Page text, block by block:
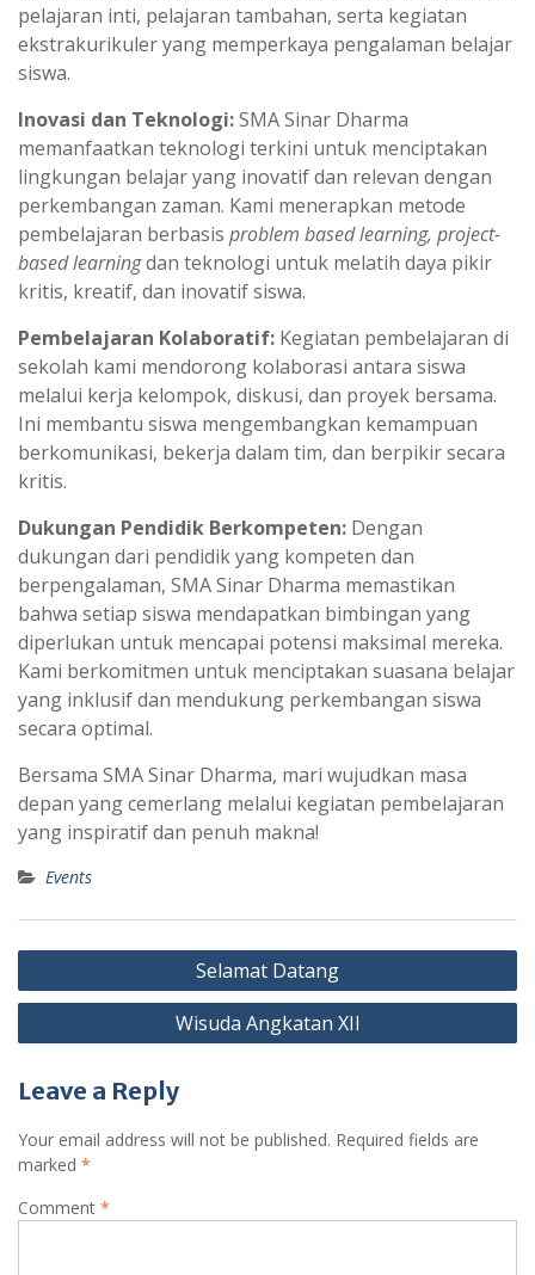
pelajaran inti, pelajaran tambahan, serta kegiatan
ekstrakurikuler yang memperkaya pengalaman belajar
siswa.
Inovasi dan Teknologi:SMA Sinar Dharma
memanfaatkan teknologi terkini untuk menciptakan
lingkungan belajar yang inovatif dan relevan dengan
perkembangan zaman. Kami menerapkan metode
pembelajaran berbasis problem based learning, project-
based learningdan teknologi untuk melatih daya pikir
kritis, kreatif, dan inovatif siswa.
Pembelajaran Kolaboratif: Kegiatan pembelajaran di
sekolah kami mendorong kolaborasi antara siswa
melalui kerja kelompok, diskusi, dan proyek bersama.
Ini membantu siswa mengembangkan kemampuan
berkomunikasi, bekerja dalam tim, dan berpikir secara
kritis.
Dukungan Pendidik Berkompeten: Dengan
dukungan dari pendidik yang kompeten dan
berpengalaman, SMA Sinar Dharma memastikan
bahwa setiap siswa mendapatkan bimbingan yang
diperlukan untuk mencapai potensi maksimal mereka.
Kami berkomitmen untuk menciptakan suasana belajar
yang inklusif dan mendukung perkembangan siswa
secara optimal.
Bersama SMA Sinar Dharma, mari wujudkan masa
depan yang cemerlang melalui kegiatan pembelajaran
yang inspiratif dan penuh makna!
Events
Post
navigation
Selamat Datang
Wisuda Angkatan XII
Leave a Reply
Your email address will not be published. Required fields are
marked *
Comment *